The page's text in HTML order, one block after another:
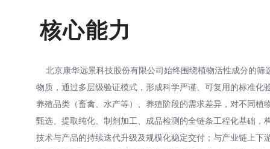
核心能力
北京康华远景科技股份有限公司始终围绕植物活性成分的筛
物质，通过多层级验证模式，形成科学严谨、可复用的标准
养殖品类（畜禽、水产等）、养殖阶段的需求差异，对不同
甄选、提取纯化、制剂加工、成品检测的全链条工程化基础
技术与产品的持续迭代升级及规模化稳定交付；与产业链上